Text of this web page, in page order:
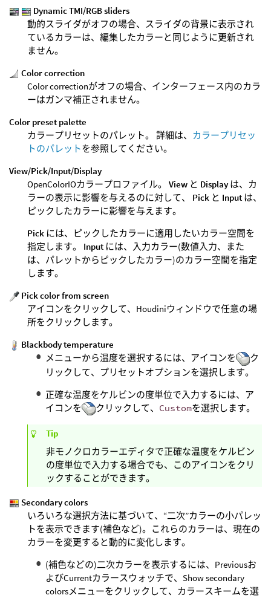
Dynamic TMI/RGB sliders
動的スライダがオフの場合、スライダの背景に表示され
ているカラーは、編集したカラーと同じように更新され
ません。
Color correction
Color correctionがオフの場合、インターフェース内のカラ
ーはガンマ補正されません。
Color preset palette
カラープリセットのパレット。 詳細は、 カラープリセッ
トのパレットを参照してください。
View/Pick/Input/Display
OpenColorIOカラープロファイル。 View と Display は、カ
ラーの表示に影響を与えるのに対して、 Pick と Input は、
ピックしたカラーに影響を与えます。
Pick には、ピックしたカラーに適用したいカラー空間を
指定します。 Input には、入力カラー(数値入力、また
は、パレットからピックしたカラー)のカラー空間を指定
します。
Pick color from screen
アイコンをクリックして、Houdiniウィンドウで任意の場
所をクリックします。
Blackbody temperature
メニューから温度を選択するには、アイコンを
ク
リックして、プリセットオプションを選択します。
正確な温度をケルビンの度単位で入力するには、ア
イコンを
クリックして、 Customを選択します。
Tip
非モノクロカラーエディタで正確な温度をケルビン
の度単位で入力する場合でも、このアイコンをクリ
ックすることができます。
Secondary colors
いろいろな選択方法に基づいて、“二次”カラーの小パレッ
トを表示できます(補色など)。これらのカラーは、現在の
カラーを変更すると動的に変化します。
(補色などの)二次カラーを表示するには、Previousお
よびCurrentカラースウォッチで、Show secondary
colorsメニューをクリックして、カラースキームを選